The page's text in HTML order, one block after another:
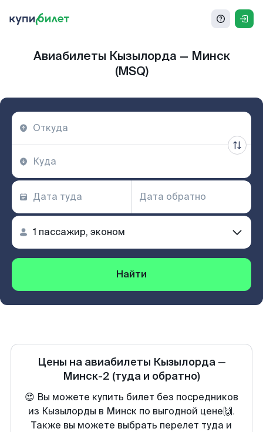
Авиабилеты Кызылорда — Минск
(MSQ)
Найти
Цены на авиабилеты Кызылорда—
Минск-2 (туда и обратно)
😍 Вы можете купить билет без посредников
из Кызылорды в Минск по выгодной цене🙌.
Также вы можете выбрать перелет туда и